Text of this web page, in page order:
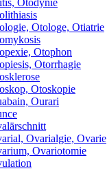
Otodynie
Otologe, Otiatrie
Otophon
Otorrhagie
Otoskopie
Ourari
Ovarialgie, Ovarie
Ovariotomie